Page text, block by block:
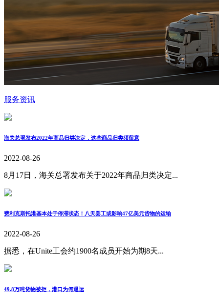
服务资讯
海关总署发布2022年商品归类决定，这些商品归类须留意
2022-08-26
8月17日，海关总署发布关于2022年商品归类决定...
费利克斯托港基本处于停滞状态！八天罢工或影响47亿美元货物的运输
2022-08-26
据悉，在Unite工会约1900名成员开始为期8天...
49.8万吨货物被拒，港口为何退运